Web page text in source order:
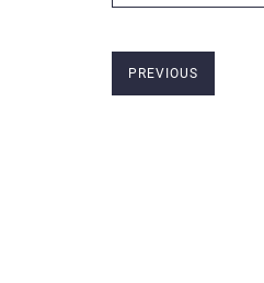
PREVIOUS